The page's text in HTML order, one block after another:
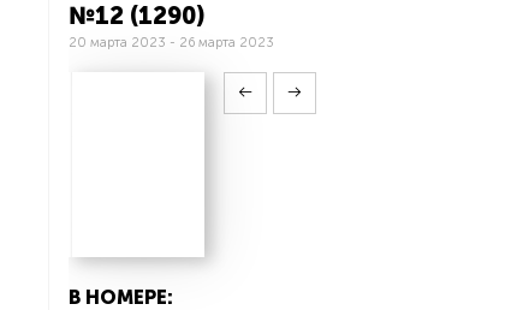
№12 (1290)
20 марта 2023 - 26 марта 2023
В НОМЕРЕ: